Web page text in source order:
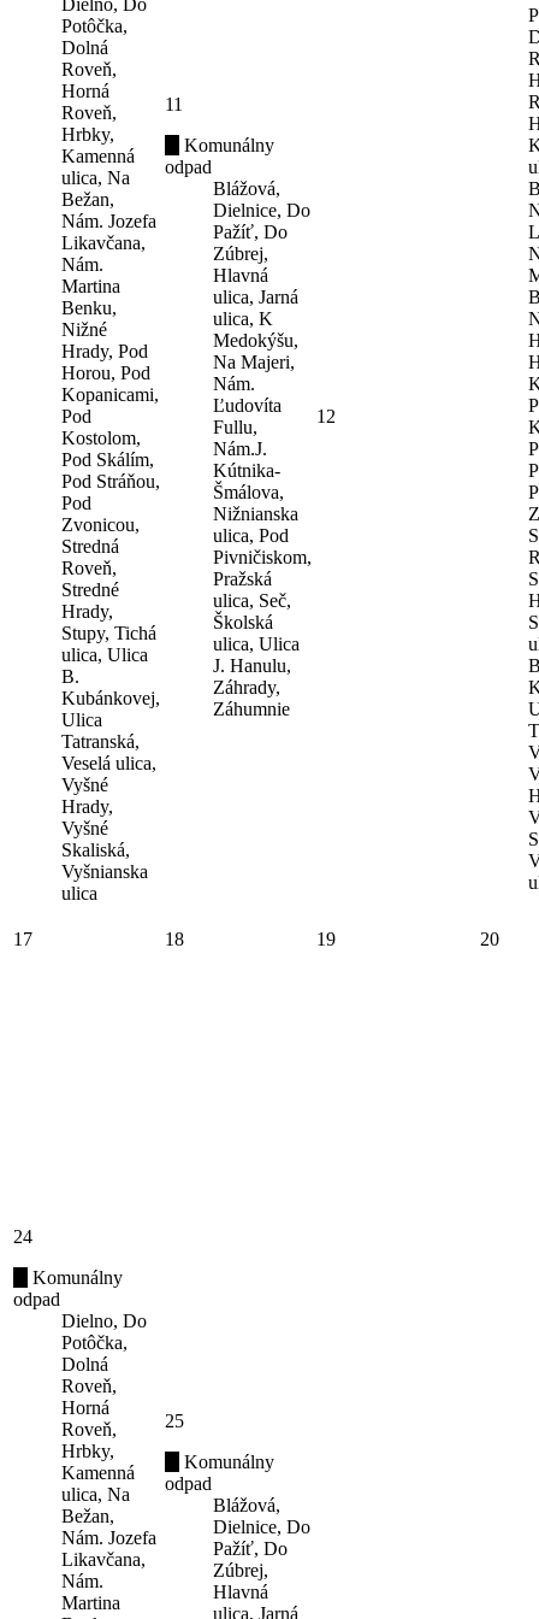
Dielno, Do
Potôčka,
Dolná
Roveň,
Horná
Roveň,
Hrbky,
Kamenná
ulica, Na
Bežan,
Nám. Jozefa
Likavčana,
Nám.
Martina
Benku,
Nižné
Hrady, Pod
Horou, Pod
Kopanicami,
Pod
Kostolom,
Pod Skálím,
Pod Stráňou,
Pod
Zvonicou,
Stredná
Roveň,
Stredné
Hrady,
Stupy, Tichá
ulica, Ulica
B.
Kubánkovej,
Ulica
Tatranská,
Veselá ulica,
Vyšné
Hrady,
Vyšné
Skaliská,
Vyšnianska
ulica
11
Komunálny
odpad
Blážová,
Dielnice, Do
Pažíť, Do
Zúbrej,
Hlavná
ulica, Jarná
ulica, K
Medokýšu,
Na Majeri,
Nám.
Ľudovíta
Fullu,
Nám.J.
Kútnika-
Šmálova,
Nižnianska
ulica, Pod
Pivničiskom,
Pražská
ulica, Seč,
Školská
ulica, Ulica
J. Hanulu,
Záhrady,
Záhumnie
12
17 18 19 20
24
Komunálny
odpad
Dielno, Do
Potôčka,
Dolná
Roveň,
Horná
Roveň,
Hrbky,
Kamenná
ulica, Na
Bežan,
Nám. Jozefa
Likavčana,
Nám.
Martina
25
Komunálny
odpad
Blážová,
Dielnice, Do
Pažíť, Do
Zúbrej,
Hlavná
ulica, Jarná